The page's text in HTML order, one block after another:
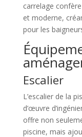
carrelage
et moderne,
pour les
Escalier
L’escalier de la
d’œuvre
offre non
piscine, mais